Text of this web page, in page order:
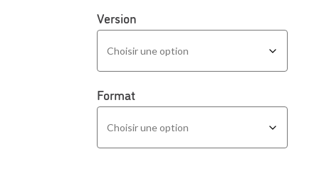
Version
Format